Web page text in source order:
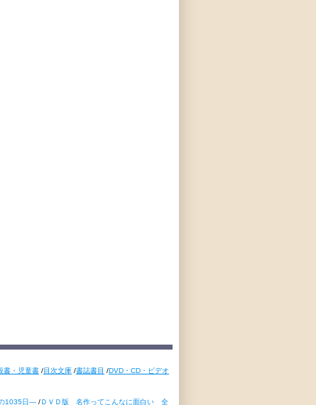
書・児童書 /目次文庫 /書誌書目 /DVD・CD・ビデオ
1035日― /ＤＶＤ版 名作ってこんなに面白い 全